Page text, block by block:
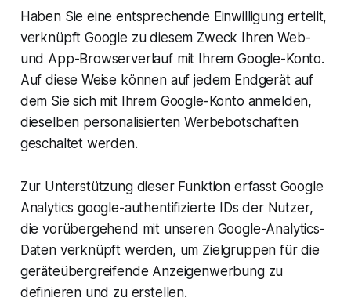
Haben Sie eine entsprechende Einwilligung erteilt,
verknüpft Google zu diesem Zweck Ihren Web-
und App-Browserverlauf mit Ihrem Google-Konto.
Auf diese Weise können auf jedem Endgerät auf
dem Sie sich mit Ihrem Google-Konto anmelden,
dieselben personalisierten Werbebotschaften
geschaltet werden.
Zur Unterstützung dieser Funktion erfasst Google
Analytics google-authentifizierte IDs der Nutzer,
die vorübergehend mit unseren Google-Analytics-
Daten verknüpft werden, um Zielgruppen für die
geräteübergreifende Anzeigenwerbung zu
definieren und zu erstellen.